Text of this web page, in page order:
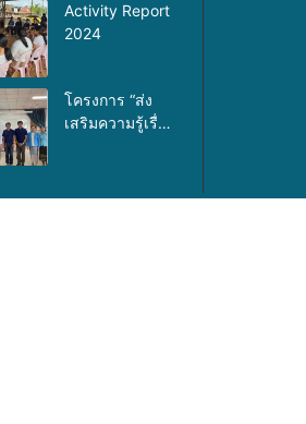
Activity Report
2024
โครงการ “ส่ง
เสริมความรู้เรื่อง